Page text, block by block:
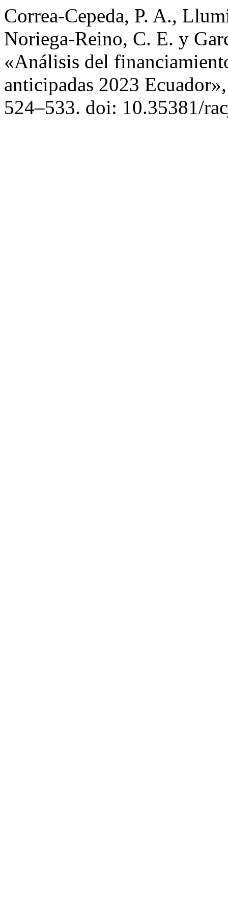
Correa-Cepeda, P. A.,
Noriega-Reino, C. E. y
«Análisis del
anticipadas 2023
524–533. doi: 10.35381/